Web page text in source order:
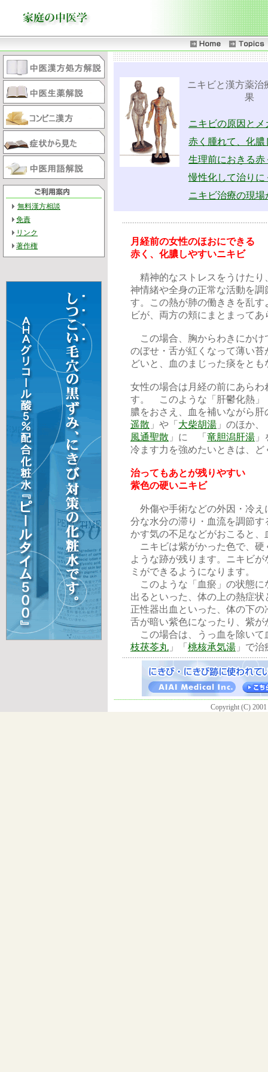
無料漢方相談
免責
リンク
著作権
ニキビと漢方薬治
果
ニキビの原因とメ
赤く腫れて、化
生理前におきる
慢性化して治り
ニキビ治療の現場
月経前の女性のほおにできる
赤く、化膿しやすいニキビ
精神的なストレスをうけたり
神情緒や全身の正常な活動を
す。この熱が肺の働ききを乱
ビが、両方の頬にまとまってあ
この場合、胸からわきにかけ
のぼせ・舌が紅くなって薄い
どいと、血のまじった痰をと
女性の場合は月経の前にあら
す。 このような「肝鬱化熱
膿をおさえ、血を補いながら
遥散 」や「 大柴胡湯 」のほか、
風通聖散 」に 「 竜胆潟肝湯
冷ます力を強めたいときは、
治ってもあとが残りやすい
紫色の硬いニキビ
外傷や手術などの外因・冷え
分な水分の滞り・血流を調節
かす気の不足などがおこると
ニキビは紫がかった色で、硬
ような跡が残ります。ニキビ
ミができるようになります。
このような「血瘀」の状態に
出るといった、体の上の熱症
正性器出血といった、体の下
舌が暗い紫色になったり、紫
この場合は、うっ血を除いて
枝茯苓丸 」「 桃核承気湯 」で
Copyright (C)